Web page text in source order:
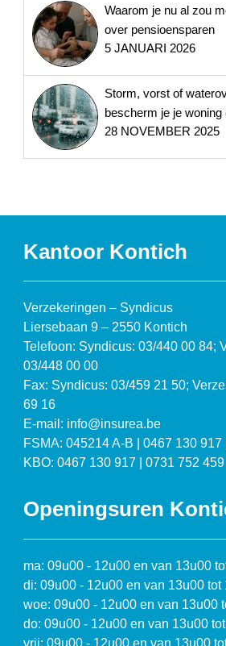
Waarom je nu al zou
over pensioensparen
5 JANUARI 2026
Storm, vorst of
bescherm je je
28 NOVEMBER 2025
Kantoor Kontich
Verzekeringen – Syndicus
Liersebaan 9 – 2550 Kontich
Telefoon: Syndicus: 03/440 00 84;
03/448 00 00
Fax: Syndicus: 03/459 21 50;
69 16
E-mail: info@insurea.be
FSMA: 045214 A-B | 0467 130
KBO: 0467 130 917 | 0731 752 459
Openingsuren
ma: 09u00 - 12u00 en van 13u00
di: 09u00 - 12u00 en van 13u00 tot
woe: 09u00 - 12u00 en van 13u00
do: 09u00 - 12u00 en van 13u00
vrij: 09u00 - 12u00 en van 13u00